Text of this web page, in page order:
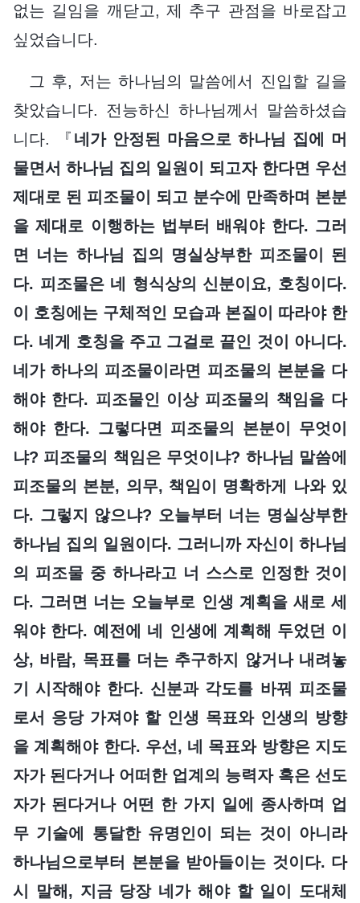
없는 길임을 깨닫고, 제 추구 관점을 바로잡고
싶었습니다.
그 후, 저는 하나님의 말씀에서 진입할 길을
찾았습니다. 전능하신 하나님께서 말씀하셨습
니다. 『 네가 안정된 마음으로 하나님 집에 머
물면서 하나님 집의 일원이 되고자 한다면 우선
제대로 된 피조물이 되고 분수에 만족하며 본분
을 제대로 이행하는 법부터 배워야 한다. 그러
면 너는 하나님 집의 명실상부한 피조물이 된
다. 피조물은 네 형식상의 신분이요, 호칭이다.
이 호칭에는 구체적인 모습과 본질이 따라야 한
다. 네게 호칭을 주고 그걸로 끝인 것이 아니다.
네가 하나의 피조물이라면 피조물의 본분을 다
해야 한다. 피조물인 이상 피조물의 책임을 다
해야 한다. 그렇다면 피조물의 본분이 무엇이
냐? 피조물의 책임은 무엇이냐? 하나님 말씀에
피조물의 본분, 의무, 책임이 명확하게 나와 있
다. 그렇지 않으냐? 오늘부터 너는 명실상부한
하나님 집의 일원이다. 그러니까 자신이 하나님
의 피조물 중 하나라고 너 스스로 인정한 것이
다. 그러면 너는 오늘부로 인생 계획을 새로 세
워야 한다. 예전에 네 인생에 계획해 두었던 이
상, 바람, 목표를 더는 추구하지 않거나 내려놓
기 시작해야 한다. 신분과 각도를 바꿔 피조물
로서 응당 가져야 할 인생 목표와 인생의 방향
을 계획해야 한다. 우선, 네 목표와 방향은 지도
자가 된다거나 어떠한 업계의 능력자 혹은 선도
자가 된다거나 어떤 한 가지 일에 종사하며 업
무 기술에 통달한 유명인이 되는 것이 아니라
하나님으로부터 본분을 받아들이는 것이다. 다
시 말해, 지금 당장 네가 해야 할 일이 도대체